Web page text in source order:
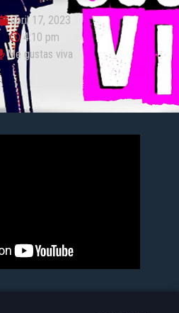
abril 17, 2023
4:10 pm
Me gustas viva